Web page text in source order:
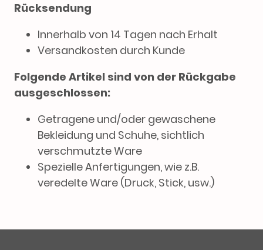
Rücksendung
Innerhalb von 14 Tagen nach Erhalt
Versandkosten durch Kunde
Folgende Artikel sind von der Rückgabe
ausgeschlossen:
Getragene und/oder gewaschene
Bekleidung und Schuhe, sichtlich
verschmutzte Ware
Spezielle Anfertigungen, wie z.B.
veredelte Ware (Druck, Stick, usw.)